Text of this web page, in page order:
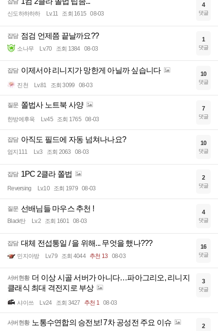
잡담
신도하하하하 Lv.11 조회 1615 08-03
4
댓글
잡담 점검 언제쯤 끝날까요??
소나무 Lv.70 조회 1384 08-03
1
댓글
잡담 이제서야 리니지가 망한게 아닐까 싶습니다
진천 Lv.81 조회 3099 08-03
10
댓글
질문 쫄법사 노트북 사양
한방에후욱 Lv.45 조회 1765 08-03
7
댓글
잡담 아직도 필드에 자동 넘쳐나나요?
엄지111 Lv.3 조회 2063 08-03
10
댓글
잡담 1PC 2클라 쫄법
Reversing Lv.10 조회 1979 08-03
2
댓글
질문 선배님들 마우스 추천 !
Black탄 Lv.2 조회 1601 08-03
4
댓글
잡담 대체 전섭통일 / 을 위해... 무엇을 했나???
민지아방 Lv.79 조회 4044 추천 13 08-03
16
댓글
서버현황 더 이상 시골 서버가 아니다…파아그리오, 리니지
클래식 최대 격전지로 부상
샤이쓰 Lv.24 조회 3427 추천 1 08-03
3
댓글
서버현황 노통수연합의 승전보! 7차 공성전 주요 이슈 2